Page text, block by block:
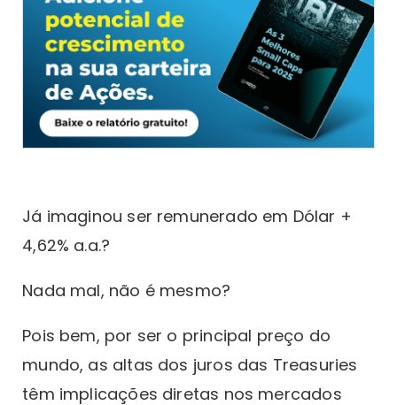
Já imaginou ser remunerado em Dólar +
4,62% a.a.?
Nada mal, não é mesmo?
Pois bem, por ser o principal preço do
mundo, as altas dos juros das Treasuries
têm implicações diretas nos mercados